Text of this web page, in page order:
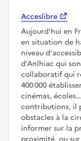
Acceslibre
Aujourd'hui en
en situation de
niveau
d'Anlhiac qui
collaboratif qui
400 000
cinémas,
contributions, il
obstacles à la
informer sur la